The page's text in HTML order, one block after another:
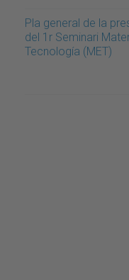
Pla general de la
del 1r Seminari
Tecnología (MET)